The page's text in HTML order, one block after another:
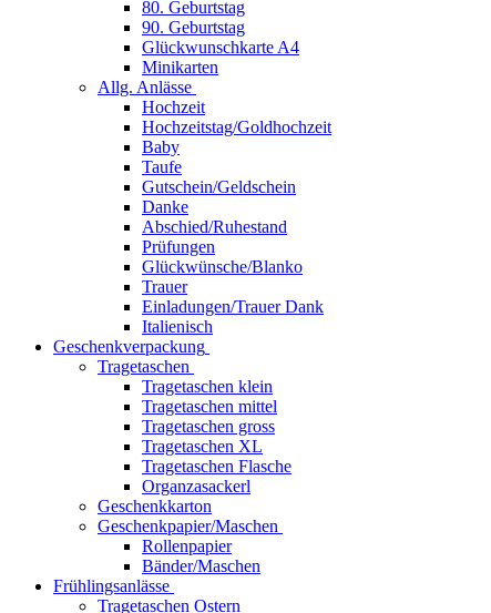
80. Geburtstag
90. Geburtstag
Glückwunschkarte A4
Minikarten
Allg. Anlässe
Hochzeit
Hochzeitstag/Goldhochzeit
Baby
Taufe
Gutschein/Geldschein
Danke
Abschied/Ruhestand
Prüfungen
Glückwünsche/Blanko
Trauer
Einladungen/Trauer Dank
Italienisch
Geschenkverpackung
Tragetaschen
Tragetaschen klein
Tragetaschen mittel
Tragetaschen gross
Tragetaschen XL
Tragetaschen Flasche
Organzasackerl
Geschenkkarton
Geschenkpapier/Maschen
Rollenpapier
Bänder/Maschen
Frühlingsanlässe
Tragetaschen Ostern